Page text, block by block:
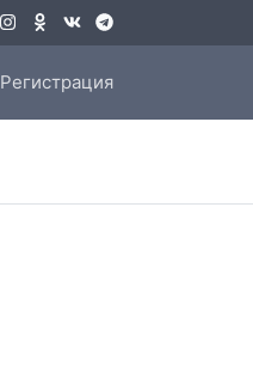
Регистрация